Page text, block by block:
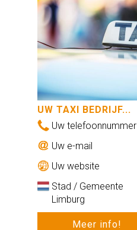
UW TAXI BEDRIJF...
Uw telefoonnummer
Uw e-mail
Uw website
Stad / Gemeente
Limburg
Meer info!